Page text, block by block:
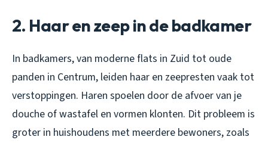
2. Haar en zeep in de badkamer
In badkamers, van moderne flats in Zuid tot oude
panden in Centrum, leiden haar en zeepresten vaak tot
verstoppingen. Haren spoelen door de afvoer van je
douche of wastafel en vormen klonten. Dit probleem is
groter in huishoudens met meerdere bewoners, zoals